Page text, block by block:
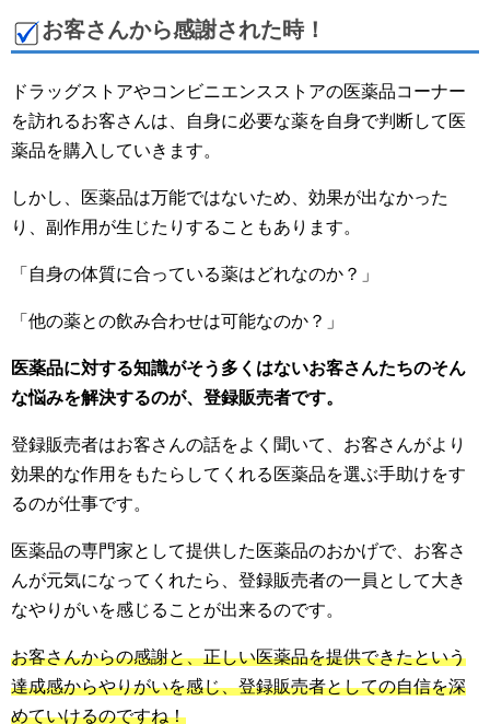
お客さんから感謝された時！
ドラッグストアやコンビニエンスストアの医薬品コーナー
を訪れるお客さんは、自身に必要な薬を自身で判断して医
薬品を購入していきます。
しかし、医薬品は万能ではないため、効果が出なかった
り、副作用が生じたりすることもあります。
「自身の体質に合っている薬はどれなのか？」
「他の薬との飲み合わせは可能なのか？」
医薬品に対する知識がそう多くはないお客さんたちのそん
な悩みを解決するのが、登録販売者です。
登録販売者はお客さんの話をよく聞いて、お客さんがより
効果的な作用をもたらしてくれる医薬品を選ぶ手助けをす
るのが仕事です。
医薬品の専門家として提供した医薬品のおかげで、お客さ
んが元気になってくれたら、登録販売者の一員として大き
なやりがいを感じることが出来るのです。
お客さんからの感謝と、正しい医薬品を提供できたという
達成感からやりがいを感じ、登録販売者としての自信を深
めていけるのですね！